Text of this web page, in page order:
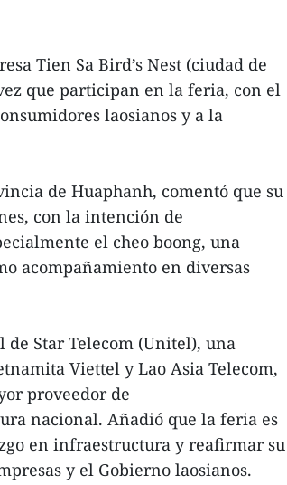
Tien Sa Bird’s Nest (ciudad de
que participan en la feria, con el
laosianos y a la
de Huaphanh, comentó que su
con la intención de
el cheo boong, una
acompañamiento en diversas
Star Telecom (Unitel), una
Viettel y Lao Asia Telecom,
proveedor de
nacional. Añadió que la feria es
en infraestructura y reafirmar su
y el Gobierno laosianos.